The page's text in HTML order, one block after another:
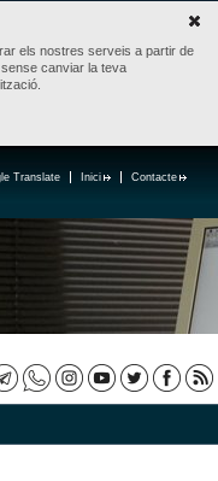
els nostres serveis a partir de
canviar la teva
Contacte
Inici
Translate